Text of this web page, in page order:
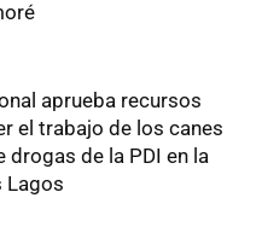
aprueba recursos
el trabajo de los canes
drogas de la PDI en la
Lagos